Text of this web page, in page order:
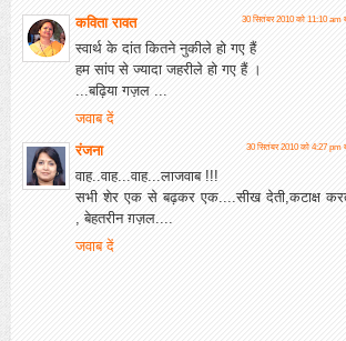
कविता रावत
30 सितंबर 2010 को 11:10 am
स्वार्थ के दांत कितने नुकीले हो गए हैं
हम सांप से ज्यादा जहरीले हो गए हैं ।
...बढ़िया गज़ल ...
जवाब दें
रंजना
30 सितंबर 2010 को 4:27 pm
वाह..वाह...वाह...लाजवाब !!!
सभी शेर एक से बढ़कर एक....सीख देती,कटाक्ष
, बेहतरीन ग़ज़ल....
जवाब दें